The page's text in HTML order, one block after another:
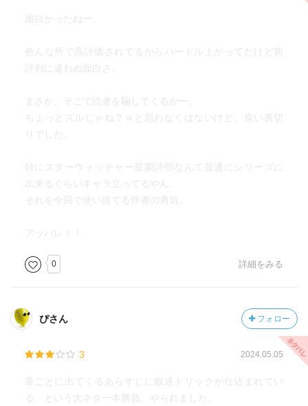
面白かったねー。
色んな所で高評価されてるからハードル上がってたけど前
評判に違わぬ面白さ。
まさか、そこで読者を騙してくるかー。
ちょっとズルじゃね？ｗと思わなくはないけど、良い裏切
りでした。
特にスターウォッチャー星園詩郎なんて普通にシリーズに
出来るぐらいキャラ立ってるやん。
それを今回で使い捨てる作者の勇気。
アッパレ！！
0 詳細をみる
ぴさん フォロー
3 2024.05.05
章ごとに出てくるあらすじに叙述トリックが仕込まれてい
る、という大ネタ一本勝負。やられました。